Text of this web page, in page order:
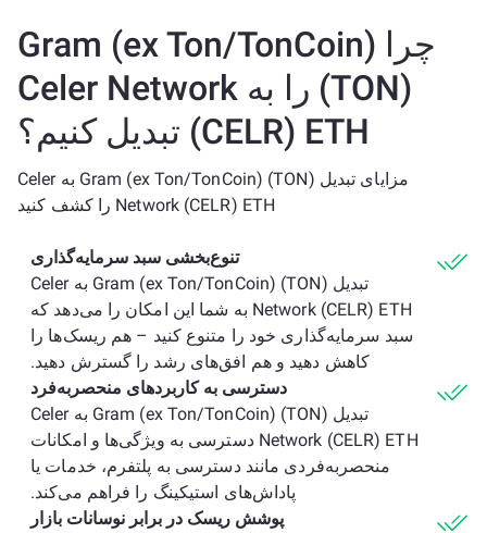
چرا Gram (ex Ton/TonCoin)
(TON) را به Celer Network
(CELR) ETH تبدیل کنیم؟
مزایای تبدیل Gram (ex Ton/TonCoin) (TON) به Celer
Network (CELR) ETH را کشف کنید
تنوع‌بخشی سبد سرمایه‌گذاری
تبدیل Gram (ex Ton/TonCoin) (TON) به Celer
Network (CELR) ETH به شما این امکان را می‌دهد که
سبد سرمایه‌گذاری خود را متنوع کنید – هم ریسک‌ها را
کاهش دهید و هم افق‌های رشد را گسترش دهید.
دسترسی به کاربردهای منحصربه‌فرد
تبدیل Gram (ex Ton/TonCoin) (TON) به Celer
Network (CELR) ETH دسترسی به ویژگی‌ها و امکانات
منحصربه‌فردی مانند دسترسی به پلتفرم، خدمات یا
پاداش‌های استیکینگ را فراهم می‌کند.
پوشش ریسک در برابر نوسانات بازار